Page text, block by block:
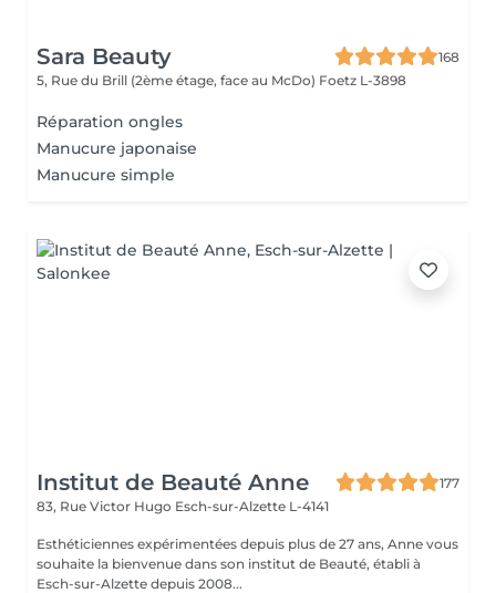
Sara Beauty
168
5, Rue du Brill (2ème étage, face au McDo) Foetz L-3898
Réparation ongles
Manucure japonaise
Manucure simple
Institut de Beauté Anne
177
83, Rue Victor Hugo Esch-sur-Alzette L-4141
Esthéticiennes expérimentées depuis plus de 27 ans, Anne vous
souhaite la bienvenue dans son institut de Beauté, établi à
Esch-sur-Alzette depuis 2008...